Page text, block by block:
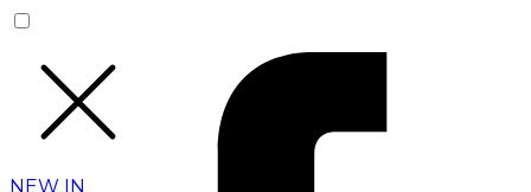
NEW IN